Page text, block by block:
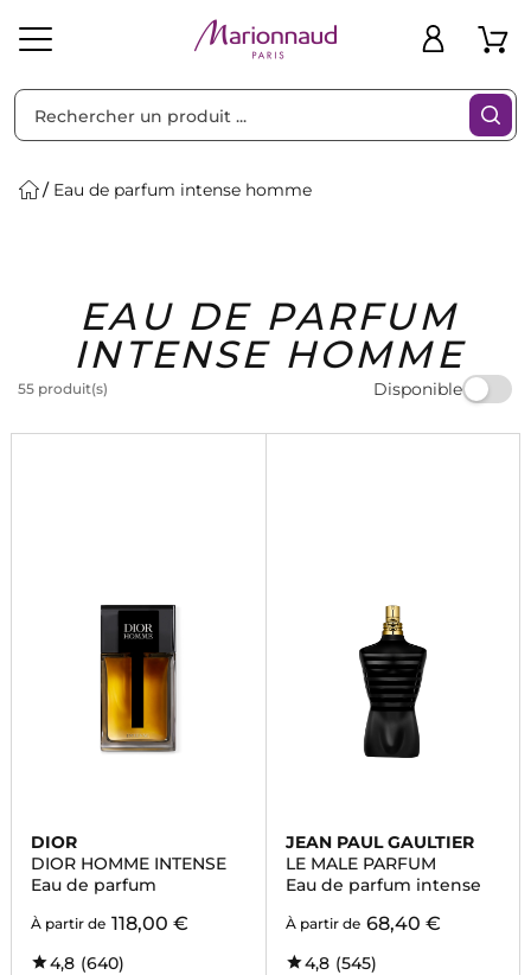
Solaire Homme Marques Idées
Cadeaux
Bons
Plans
Eau de parfum intense homme
EAU DE PARFUM
INTENSE HOMME
55 produit(s) Disponible
Filtres
DIOR
DIOR HOMME INTENSE
Eau de parfum
À partir de 118,00 €
4,8 (640)
JEAN PAUL GAULTIER
LE MALE PARFUM
Eau de parfum intense
À partir de 68,40 €
4,8 (545)